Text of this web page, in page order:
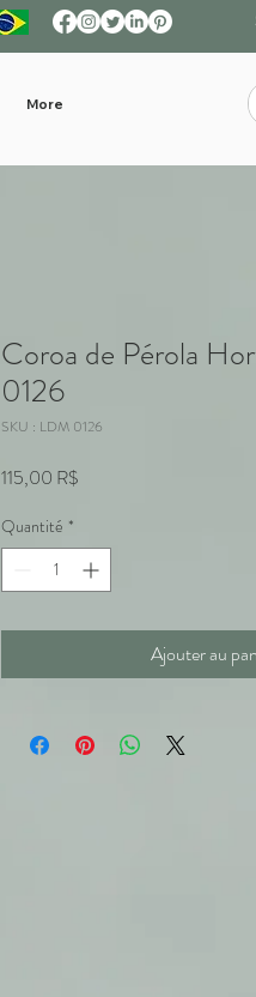
More
Coroa de Pérola
0126
SKU : LDM 0126
115,00 R$
Quantité *
Ajouter au